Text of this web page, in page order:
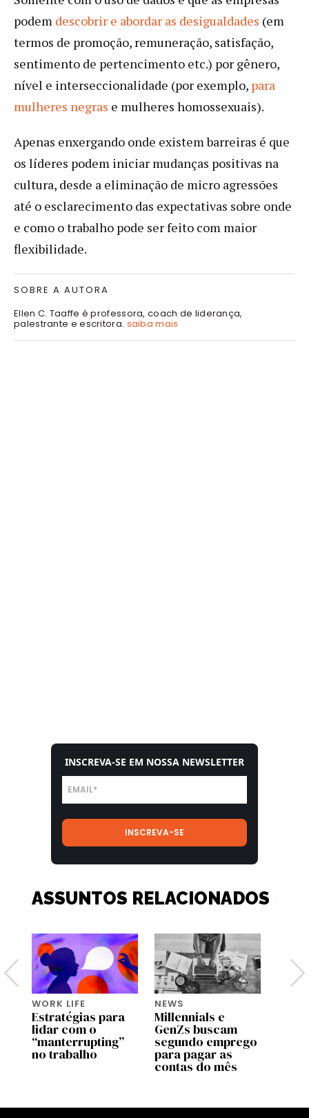
podem descobrir e abordar as desigualdades (em
termos de promoção, remuneração, satisfação,
sentimento de pertencimento etc.) por gênero,
nível e interseccionalidade (por exemplo, para
mulheres negras e mulheres homossexuais).
Apenas enxergando onde existem barreiras é que
os líderes podem iniciar mudanças positivas na
cultura, desde a eliminação de micro agressões
até o esclarecimento das expectativas sobre onde
e como o trabalho pode ser feito com maior
flexibilidade.
SOBRE A AUTORA
Ellen C. Taaffe é professora, coach de liderança,
palestrante e escritora. saiba mais
INSCREVA-SE EM NOSSA NEWSLETTER
ASSUNTOS RELACIONADOS
WORK LIFE
Estratégias para
lidar com o
“manterrupting”
no trabalho
NEWS
Millennials e
GenZs buscam
segundo emprego
para pagar as
contas do mês